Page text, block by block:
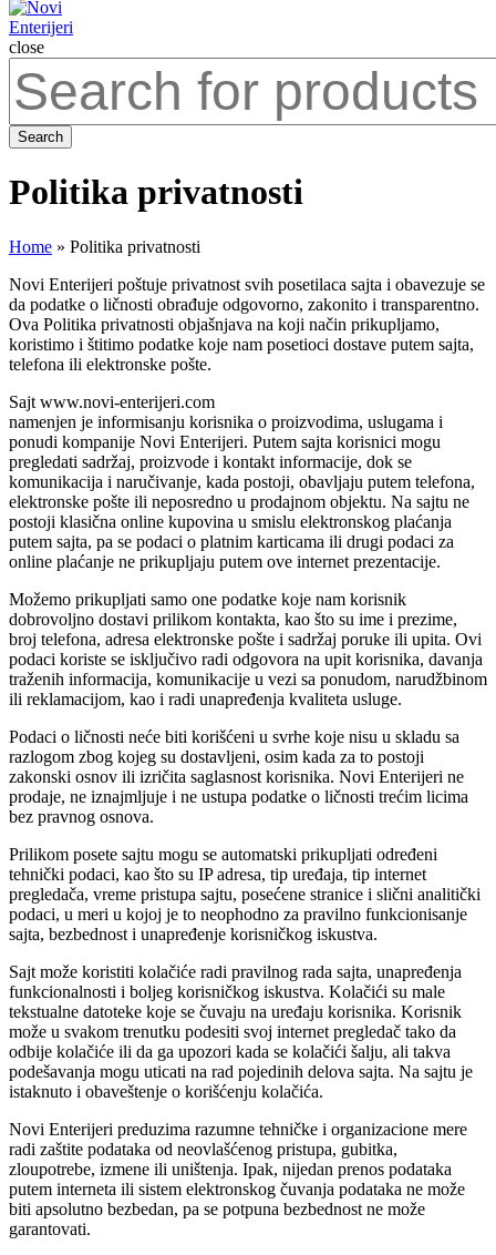
close
for:
Search
Politika privatnosti
Home » Politika privatnosti
Novi Enterijeri poštuje privatnost svih posetilaca sajta i obavezuje se
da podatke o ličnosti obrađuje odgovorno, zakonito i transparentno.
Ova Politika privatnosti objašnjava na koji način prikupljamo,
koristimo i štitimo podatke koje nam posetioci dostave putem sajta,
telefona ili elektronske pošte.
Sajt www.novi-enterijeri.com
namenjen je informisanju korisnika o proizvodima, uslugama i
ponudi kompanije Novi Enterijeri. Putem sajta korisnici mogu
pregledati sadržaj, proizvode i kontakt informacije, dok se
komunikacija i naručivanje, kada postoji, obavljaju putem telefona,
elektronske pošte ili neposredno u prodajnom objektu. Na sajtu ne
postoji klasična online kupovina u smislu elektronskog plaćanja
putem sajta, pa se podaci o platnim karticama ili drugi podaci za
online plaćanje ne prikupljaju putem ove internet prezentacije.
Možemo prikupljati samo one podatke koje nam korisnik
dobrovoljno dostavi prilikom kontakta, kao što su ime i prezime,
broj telefona, adresa elektronske pošte i sadržaj poruke ili upita. Ovi
podaci koriste se isključivo radi odgovora na upit korisnika, davanja
traženih informacija, komunikacije u vezi sa ponudom, narudžbinom
ili reklamacijom, kao i radi unapređenja kvaliteta usluge.
Podaci o ličnosti neće biti korišćeni u svrhe koje nisu u skladu sa
razlogom zbog kojeg su dostavljeni, osim kada za to postoji
zakonski osnov ili izričita saglasnost korisnika. Novi Enterijeri ne
prodaje, ne iznajmljuje i ne ustupa podatke o ličnosti trećim licima
bez pravnog osnova.
Prilikom posete sajtu mogu se automatski prikupljati određeni
tehnički podaci, kao što su IP adresa, tip uređaja, tip internet
pregledača, vreme pristupa sajtu, posećene stranice i slični analitički
podaci, u meri u kojoj je to neophodno za pravilno funkcionisanje
sajta, bezbednost i unapređenje korisničkog iskustva.
Sajt može koristiti kolačiće radi pravilnog rada sajta, unapređenja
funkcionalnosti i boljeg korisničkog iskustva. Kolačići su male
tekstualne datoteke koje se čuvaju na uređaju korisnika. Korisnik
može u svakom trenutku podesiti svoj internet pregledač tako da
odbije kolačiće ili da ga upozori kada se kolačići šalju, ali takva
podešavanja mogu uticati na rad pojedinih delova sajta. Na sajtu je
istaknuto i obaveštenje o korišćenju kolačića.
Novi Enterijeri preduzima razumne tehničke i organizacione mere
radi zaštite podataka od neovlašćenog pristupa, gubitka,
zloupotrebe, izmene ili uništenja. Ipak, nijedan prenos podataka
putem interneta ili sistem elektronskog čuvanja podataka ne može
biti apsolutno bezbedan, pa se potpuna bezbednost ne može
garantovati.